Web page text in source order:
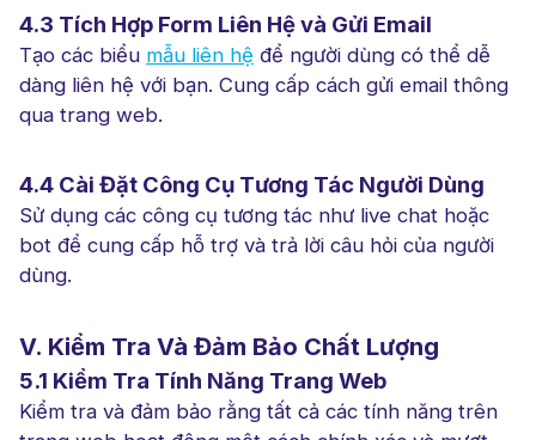
4.3 Tích Hợp Form Liên Hệ và Gửi Email
Tạo các biểu mẫu liên hệ để người dùng có thể dễ
dàng liên hệ với bạn. Cung cấp cách gửi email thông
qua trang web.
4.4 Cài Đặt Công Cụ Tương Tác Người Dùng
Sử dụng các công cụ tương tác như live chat hoặc
bot để cung cấp hỗ trợ và trả lời câu hỏi của người
dùng.
V. Kiểm Tra Và Đảm Bảo Chất Lượng
5.1 Kiểm Tra Tính Năng Trang Web
Kiểm tra và đảm bảo rằng tất cả các tính năng trên